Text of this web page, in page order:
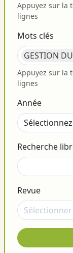
Appuyez sur la
lignes
Mots clés
GESTION
Appuyez sur la
lignes
Année
Recherche
Revue